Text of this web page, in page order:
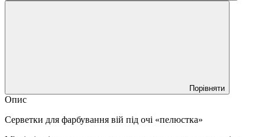
Порівняти
Опис
Серветки для фарбування вій під очі «пелюстка»